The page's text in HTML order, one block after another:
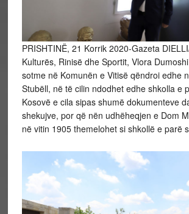
PRISHTINË, 21 Korrik 2020-Gazeta
Kulturës, Rinisë dhe Sportit, Vlora
sotme në Komunën e Vitisë qëndroi edhe
Stubëll, në të cilin ndodhet edhe shkolla e
Kosovë e cila sipas shumë dokumenteve
shekujve, por që nën udhëheqjen e Dom
në vitin 1905 themelohet si shkollë e parë